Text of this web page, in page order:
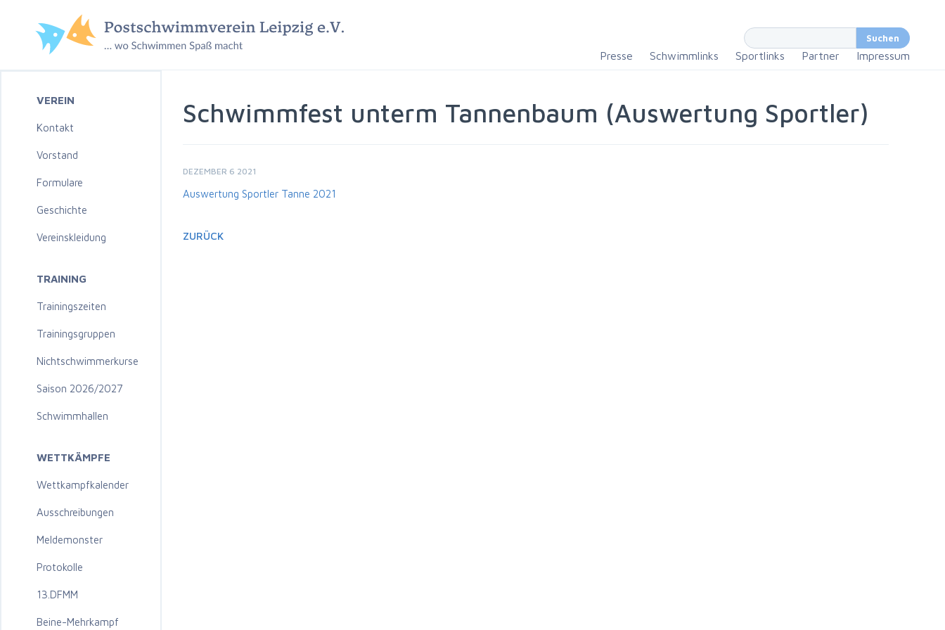
Presse Schwimmlinks Sportlinks Partner Impressum
VEREIN
Kontakt
Vorstand
Formulare
Geschichte
Vereinskleidung
TRAINING
Trainingszeiten
Trainingsgruppen
Nichtschwimmerkurse
Saison 2026/2027
Schwimmhallen
WETTKÄMPFE
Wettkampfkalender
Ausschreibungen
Meldemonster
Protokolle
13.DFMM
Beine-Mehrkampf
Schwimmfest unterm Tannenbaum (Auswertung Sportler)
DEZEMBER 6 2021
Auswertung Sportler Tanne 2021
ZURÜCK